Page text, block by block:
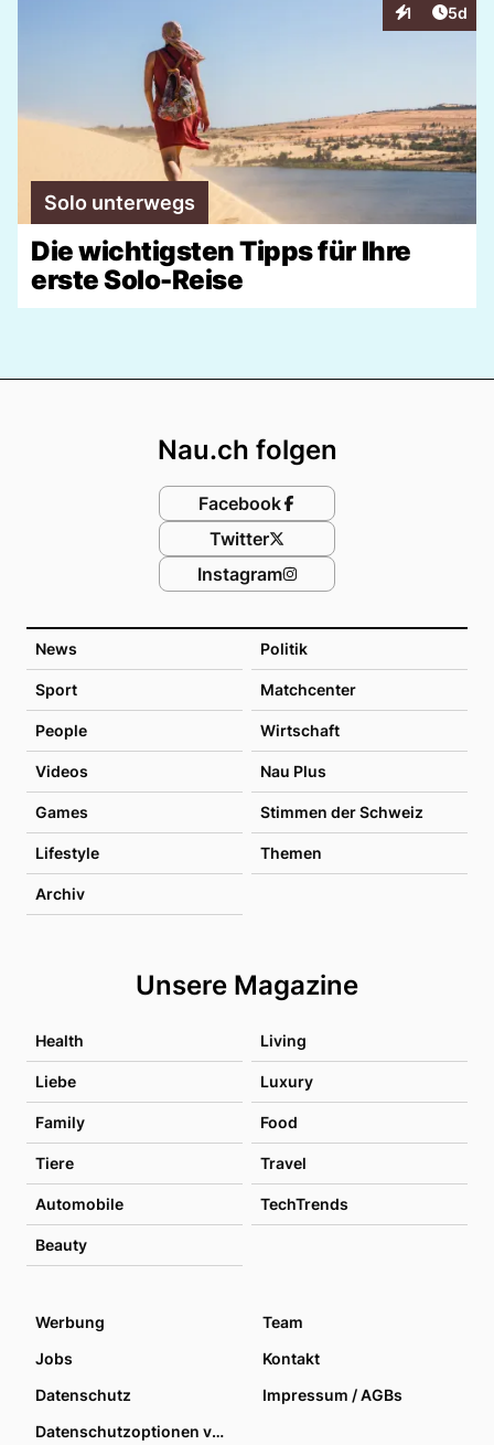
1
Interaktionen
5d
Solo unterwegs
Die wichtigsten Tipps für Ihre
erste Solo-Reise
News Politik
Sport Matchcenter
People Wirtschaft
Videos Nau Plus
Games Stimmen der Schweiz
Lifestyle Themen
Archiv
Unsere Magazine
Health Living
Liebe Luxury
Family Food
Tiere Travel
Automobile TechTrends
Beauty
Nau.ch folgen
Facebook
Twitter
Instagram
Werbung
Team
Jobs
Kontakt
Datenschutz
Impressum / AGBs
Datenschutzoptionen verwalten